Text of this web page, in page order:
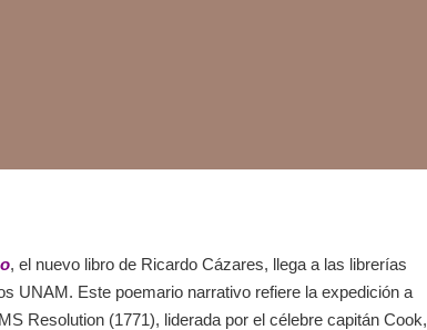
, el nuevo libro de Ricardo Cázares, llega a las librerías
UNAM. Este poemario narrativo refiere la expedición a
Resolution (1771), liderada por el célebre capitán Cook,